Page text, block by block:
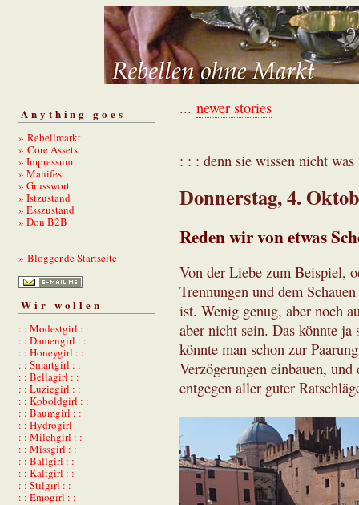
Anything goes
» Rebellmarkt
» Core Assets
» Impressum
» Manifest
» Grusswort
» Istzustand
» Esszustand
» Don B2B
» Blogger.de Startseite
Wir wollen
: : Modestgirl : :
: : Damengirl : :
: : Honeygirl : :
: : Smartgirl : :
: : Bellagirl : :
: : Luziegirl : :
: : Koboldgirl : :
: : Baumgirl : :
: : Hydrogirl
: : Milchgirl : :
: : Missgirl : :
: : Ballgirl : :
: : Kaltgirl : :
: : Stilgirl : :
: : Emogirl : :
... newer stories
: : : denn sie wissen nicht
Donnerstag, 4.
Reden wir von etwas
Von der Liebe zum Beispiel,
Trennungen und dem
ist. Wenig genug, aber noch
aber nicht sein. Das könnte
könnte man schon zur
Verzögerungen einbauen,
entgegen aller guter